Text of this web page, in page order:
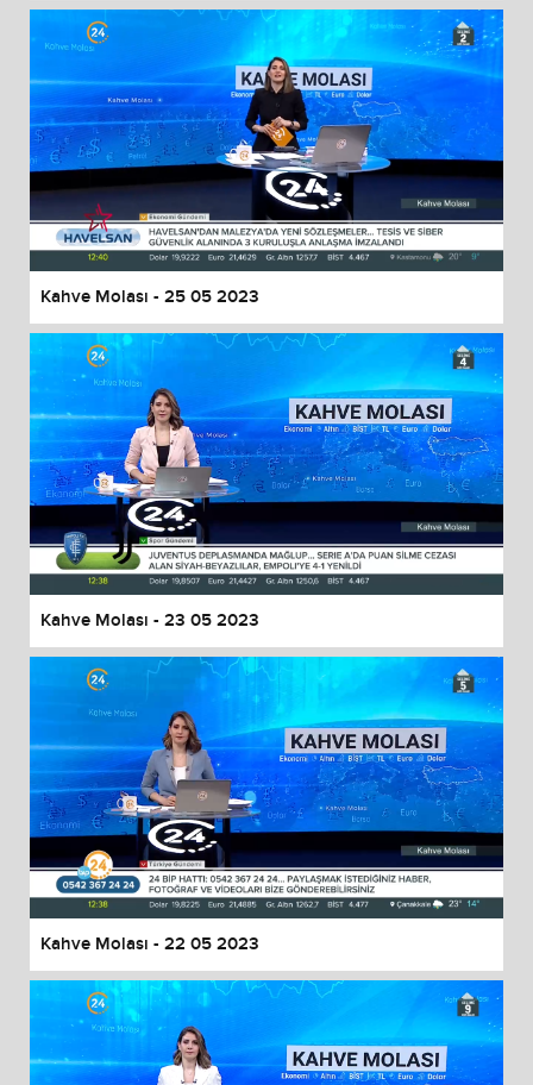
Kahve Molası - 25 05 2023
Kahve Molası - 23 05 2023
Kahve Molası - 22 05 2023